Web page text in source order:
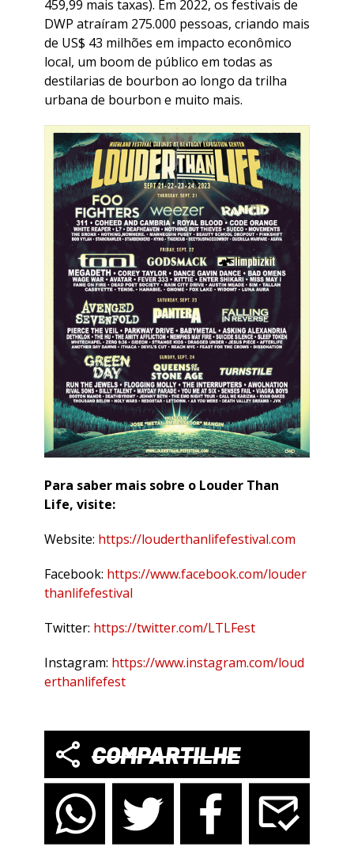
459,99 mais taxas). Em 2022, os festivais de
DWP atraíram 275.000 pessoas, criando mais
de US$ 43 milhões em impacto econômico
local, um boom de público em todas as
destilarias de bourbon ao longo da trilha
urbana de bourbon e muito mais.
Para saber mais sobre o Louder Than
Life, visite:
Website: https://louderthanlifefestival.com
Facebook: https://www.facebook.com/louder
thanlifefestival
Twitter: https://twitter.com/LTLFest
Instagram: https://www.instagram.com/loud
erthanlifefest
COMPARTILHE